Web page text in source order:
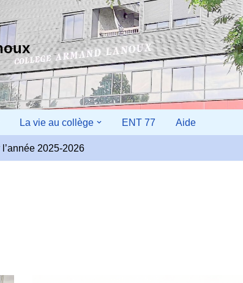
La vie au collège ENT 77 Aide
2025-2026